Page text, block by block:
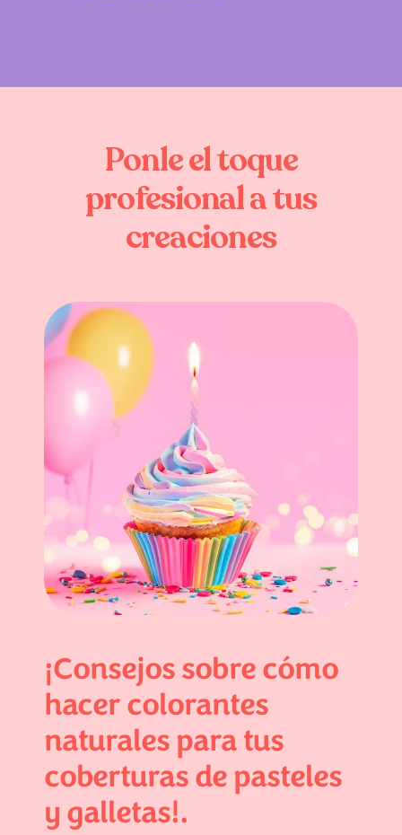
Ponleeltoque
profesionalatus
creaciones
¡Consejos sobre cómo
hacer colorantes
naturales para tus
coberturas de pasteles
y galletas!.